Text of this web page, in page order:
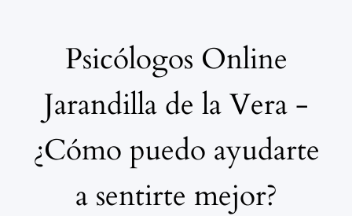
Psicólogos Online
Jarandilla de la Vera -
¿Cómo puedo ayudarte
a sentirte mejor?